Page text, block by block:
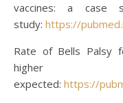
vaccines: a case
study: https://
Rate of Bells Palsy
expected: https://